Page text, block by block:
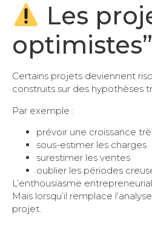
Les
optimistes”
Certains projets deviennent
construits sur des hypothèses
Par exemple :
prévoir une croissance
sous-estimer les charges
surestimer les ventes
oublier les périodes
L’enthousiasme
Mais lorsqu’il remplace
projet.